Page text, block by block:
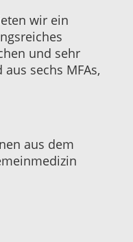
wir ein
und sehr
sechs MFAs,
aus dem